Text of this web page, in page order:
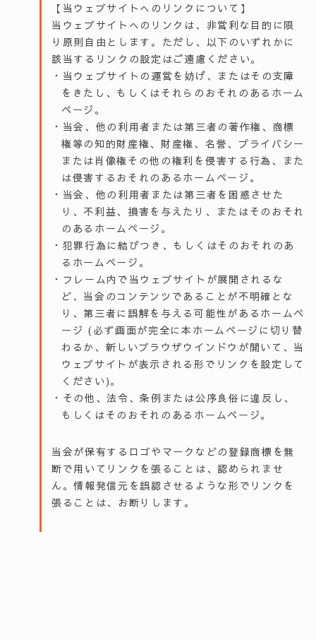
【当ウェブサイトへのリンクについて】
当ウェブサイトへのリンクは、非営利な目的に限
り原則自由とします。ただし、以下のいずれかに
該当するリンクの設定はご遠慮ください。
・当ウェブサイトの運営を妨げ、またはその支障
をきたし、もしくはそれらのおそれのあるホーム
ページ。
・当会、他の利用者または第三者の著作権、商標
権等の知的財産権、財産権、名誉、プライバシー
または肖像権その他の権利を侵害する行為、また
は侵害するおそれのあるホームページ。
・当会、他の利用者または第三者を困惑させた
り、不利益、損害を与えたり、またはそのおそれ
のあるホームページ。
・犯罪行為に結びつき、もしくはそのおそれのあ
るホームページ。
・フレーム内で当ウェブサイトが展開されるな
ど、当会のコンテンツであることが不明確とな
り、第三者に誤解を与える可能性があるホームペ
ージ (必ず画面が完全に本ホームページに切り替
わるか、新しいブラウザウインドウが開いて、当
ウェブサイトが表示される形でリンクを設定して
ください)。
・その他、法令、条例または公序良俗に違反し、
もしくはそのおそれのあるホームページ。
当会が保有するロゴやマークなどの登録商標を無
断で用いてリンクを張ることは、認められませ
ん。情報発信元を誤認させるような形でリンクを
張ることは、お断りします。